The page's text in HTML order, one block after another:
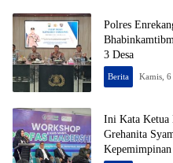
Polres
3 Desa
Berita Kamis, 6
Ini Kata Ketua
Grehanita
Kepemimpinan